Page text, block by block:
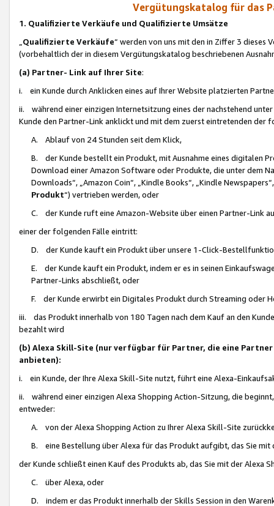
Vergütungskatalog für das
1. Qualifizierte Verkäufe und Qualifizierte Umsätze
Qualifizierte Verkäufe“ werden von uns mit den in Ziffer 3
(vorbehaltlich der in diesem Vergütungskatalog beschriebenen
(a) Partner- Link auf Ihrer Site:
i. ein Kunde durch Anklicken eines auf Ihrer Website platzierten
ii. während einer einzigen Internetsitzung eines der nachstehend
Kunde den Partner-Link anklickt und mit dem zuerst eintretenden der
A. Ablauf von 24 Stunden seit dem Klick,
B. der Kunde bestellt ein Produkt, mit Ausnahme eines digitalen
Download einer Amazon Software oder Produkte, die unter dem
Downloads“, „Amazon Coin“, „Kindle Books“, „Kindle
Produkt“) vertrieben werden, oder
C. der Kunde ruft eine Amazon-Website über einen Partner-Link
einer der folgenden Fälle eintritt:
D. der Kunde kauft ein Produkt über unsere 1-Click-
E. der Kunde kauft ein Produkt, indem er es in seinen
Partner-Links abschließt, oder
F. der Kunde erwirbt ein Digitales Produkt durch Streaming oder
iii. das Produkt innerhalb von 180 Tagen nach dem Kauf an den
bezahlt wird
(b) Alexa Skill-Site (nur verfügbar für Partner, die eine
anbieten):
i. ein Kunde, der Ihre Alexa Skill-Site nutzt, führt eine Alexa-
ii. während einer einzigen Alexa Shopping Action-Sitzung, die
entweder:
A. von der Alexa Shopping Action zu Ihrer Alexa Skill-Site
B. eine Bestellung über Alexa für das Produkt aufgibt, das Sie mit
der Kunde schließt einen Kauf des Produkts ab, das Sie mit der Alexa
C. über Alexa, oder
D. indem er das Produkt innerhalb der Skills Session in den